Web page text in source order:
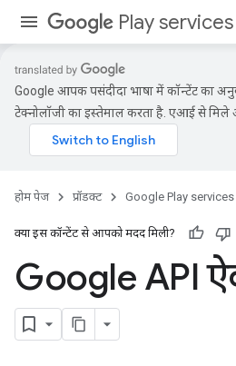
Play services
Google आपकी पसंदीदा भाषा में कॉन्टेंट का
टेक्नोलॉजी का इस्तेमाल करता है. एआई से मिले
होम पेज प्रॉडक्ट Google Play services
क्या इस कॉन्टेंट से आपको मदद मिली?
Google API